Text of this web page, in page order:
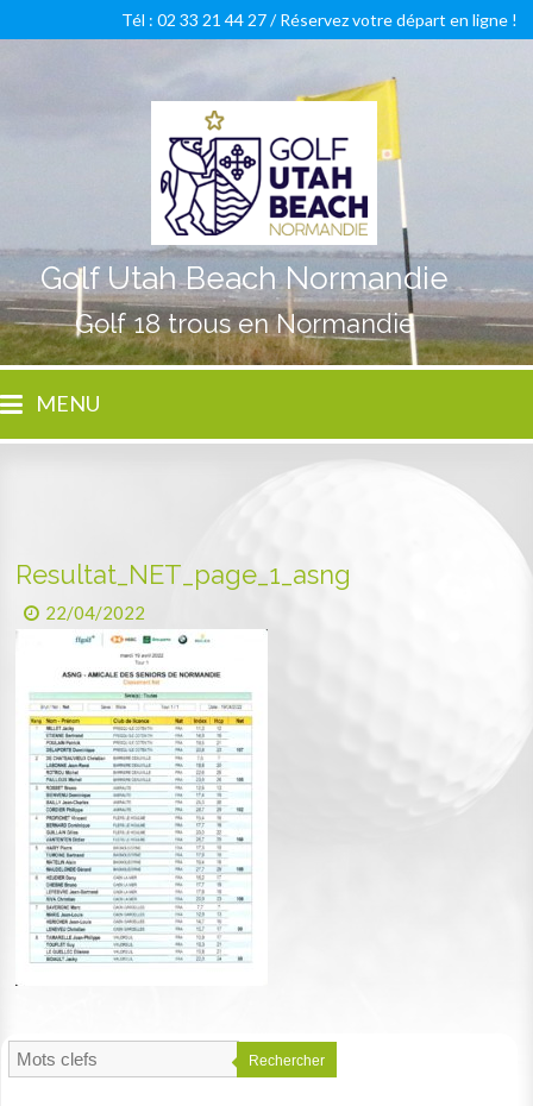
Golf Utah Beach Normandie
Golf 18 trous en Normandie
Tél : 02 33 21 44 27 /Réservez votre départ en ligne !
MENU
Resultat_NET_page_1_asng
22/04/2022
Rechercher